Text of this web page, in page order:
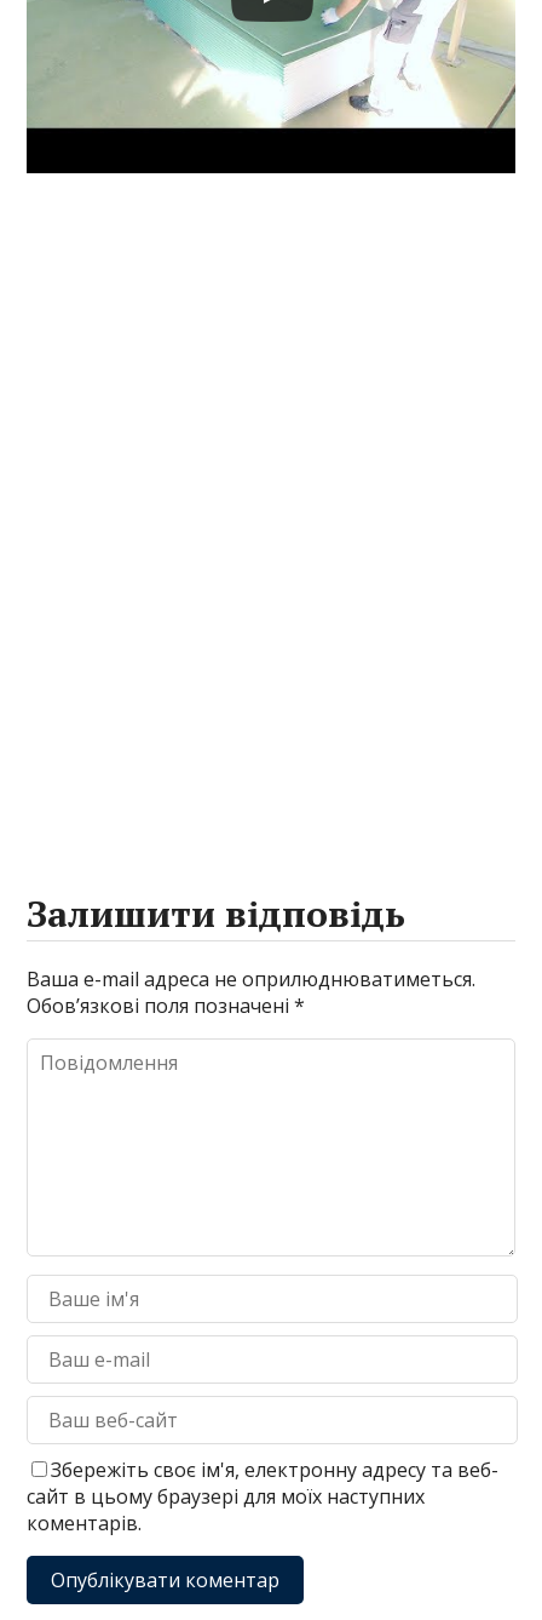
Залишити відповідь
Ваша e-mail адреса не оприлюднюватиметься.
Обов’язкові поля позначені*
Збережіть своє ім'я, електронну адресу та веб-
сайт в цьому браузері для моїх наступних
коментарів.